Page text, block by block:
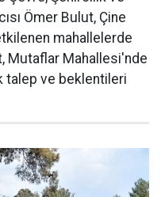
Ömer Bulut, Çine
mahallelerde
Mutaflar Mahallesi'nde
talep ve beklentileri